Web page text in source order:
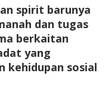
spirit barunya
dan tugas
berkaitan
yang
kehidupan sosial